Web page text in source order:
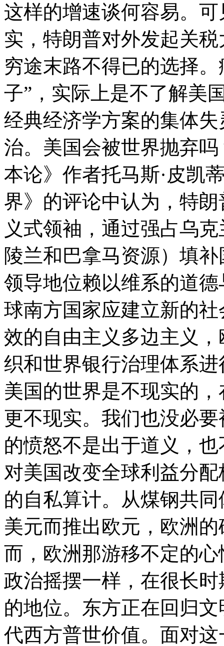
这样的增速谈何容易。
实，特朗普对外发起关
穷途末路不得已的选择
子”，实际上是不了解美
经典经济学方案的集体
治。美国会被世界抛弃
本论》作者托马斯·皮凯
界》的评论中认为，特
义式领袖，通过强占乌
陵兰和巴拿马资源）填
领导地位赖以维系的道
球南方国家应建立新的
效的自由主义多边主义
织和世界银行治理体系
美国的世界是不现实的
更不现实。我们也没必
的愤怒不是出于道义，
对美国改变全球利益分
的自私算计。从煤钢共
美元而推出欧元，欧洲
而，欧洲那游移不定的
政治摇摆一样，在很长
的地位。东方正在回归
代西方普世价值。面对